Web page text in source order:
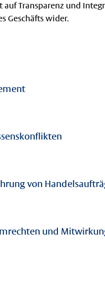
Transparenz und
Geschäfts wider.
von
und